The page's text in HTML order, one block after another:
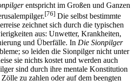
entspricht im Großen und Ganzen
[76] Die selbst bestimmte
zeichnet sich durch die typischen
aus: Unwetter, Krankheiten,
und Überfälle. In Die Sionpilger
so leiden die Sionpilger nicht unter
sie nichts kostet und werden auch
sind durch ihre mentale Konstitution
zu zahlen oder auf dem beengten